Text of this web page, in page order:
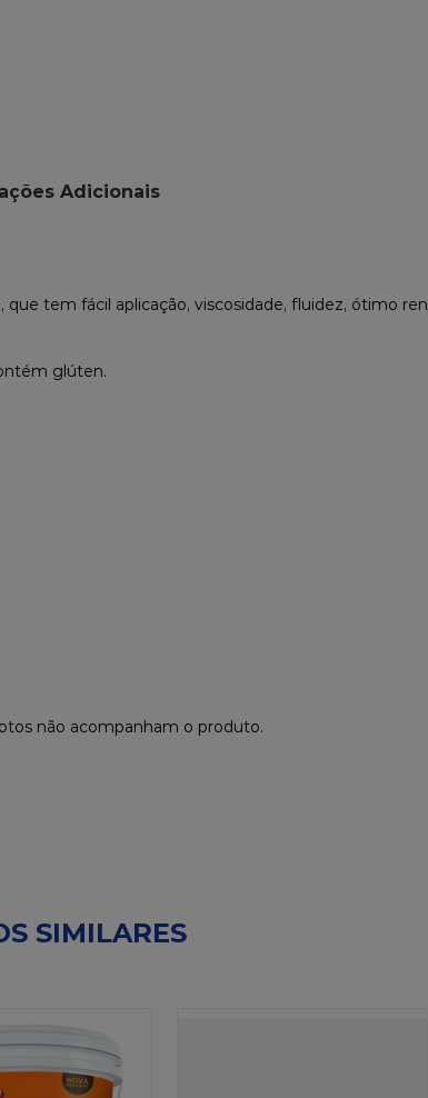
Adicionais
tem fácil aplicação, viscosidade, fluidez, ótimo
glúten.
não acompanham o produto.
SIMILARES